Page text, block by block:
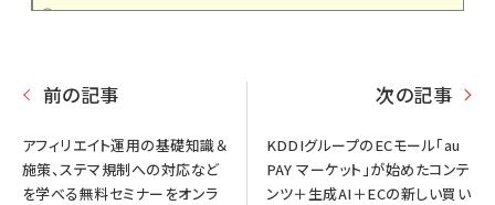
前の記事
アフィリエイト運用の基礎知識＆
施策、ステマ規制への対応など
を学べる無料セミナーをオンラ
次の記事
KDDIグループのECモール「au
PAY マーケット」が始めたコンテ
ンツ＋生成AI＋ECの新しい買い